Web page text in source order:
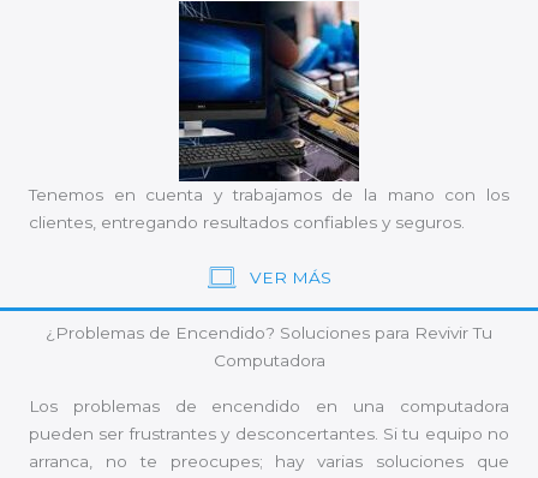
Tenemos en cuenta y trabajamos de la mano con los
clientes, entregando resultados confiables y seguros.
VER MÁS
¿Problemas de Encendido? Soluciones para Revivir Tu
Computadora
Los problemas de encendido en una computadora
pueden ser frustrantes y desconcertantes. Si tu equipo no
arranca, no te preocupes; hay varias soluciones que